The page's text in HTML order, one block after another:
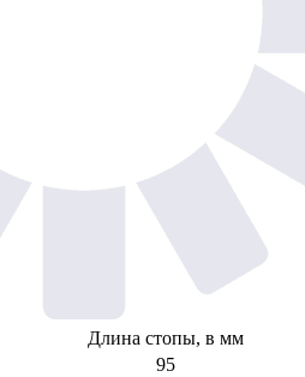
Длина стопы, в мм
95